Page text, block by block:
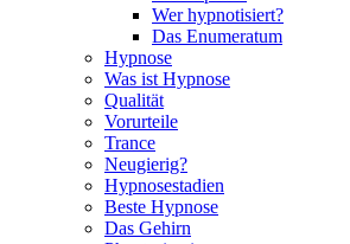
Wer hypnotisiert?
Das Enumeratum
Hypnose
Was ist Hypnose
Qualität
Vorurteile
Trance
Neugierig?
Hypnosestadien
Beste Hypnose
Das Gehirn